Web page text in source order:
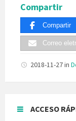
Compartir
Compartir
Correo
2018-11-27in
ACCESO